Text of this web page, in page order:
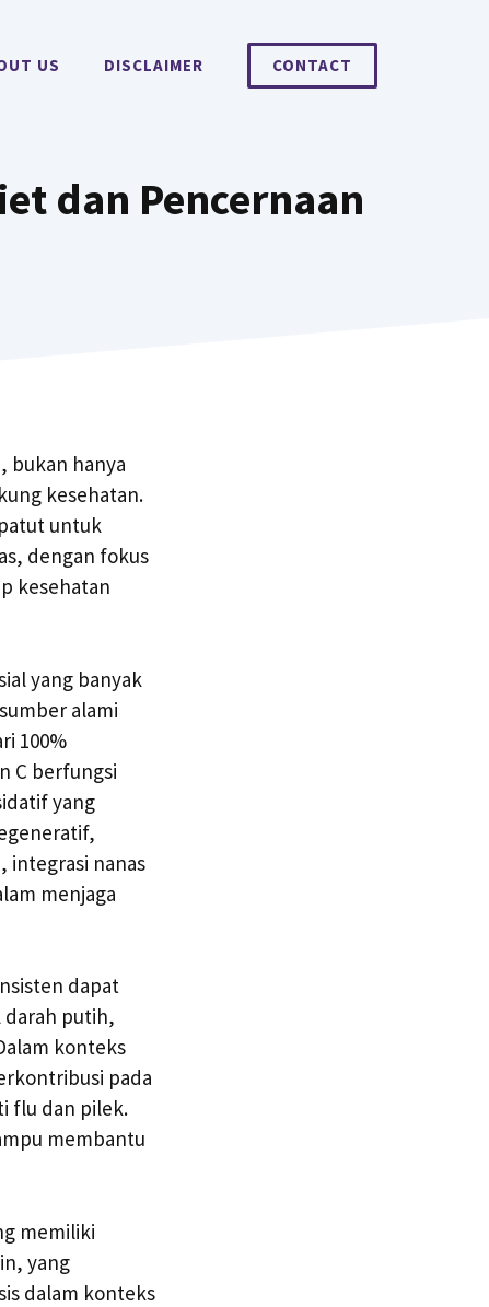
US DISCLAIMER CONTACT
dan Pencernaan
bukan hanya
kesehatan.
untuk
dengan fokus
kesehatan
yang banyak
alami
100%
C berfungsi
yang
integrasi nanas
menjaga
dapat
darah putih,
konteks
pada
flu dan pilek.
membantu
memiliki
yang
dalam konteks